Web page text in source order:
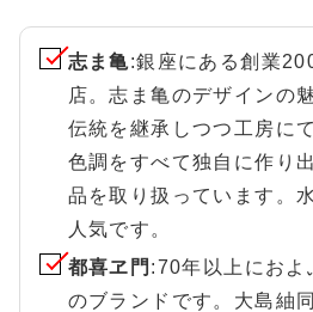
志ま亀:銀座にある創業
店。志ま亀のデザインの
伝統を継承しつつ工房に
色調をすべて独自に作り
品を取り扱っています。
人気です。
都喜ヱ門 :70年以上におよ
のブランドです。大島紬